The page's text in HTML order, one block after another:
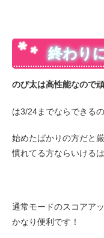
終わり
のび太は高性能なので
は3/24までならできる
始めたばかりの方だと
慣れてる方ならいけるは
通常モードのスコアア
かなり便利です！